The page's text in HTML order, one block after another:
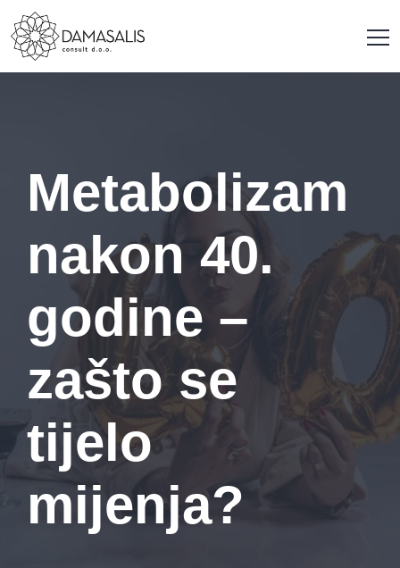
Metabolizam
nakon 40.
godine –
zašto se
tijelo
mijenja?